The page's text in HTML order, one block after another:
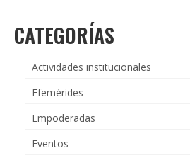
CATEGORÍAS
Actividades institucionales
Efemérides
Empoderadas
Eventos